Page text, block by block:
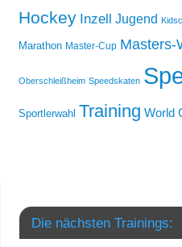
Hockey Inzell Jugend
Marathon Master-Cup Masters-
Oberschleißheim Speedskaten
Sportlerwahl Training World
Die nächsten Trainings: